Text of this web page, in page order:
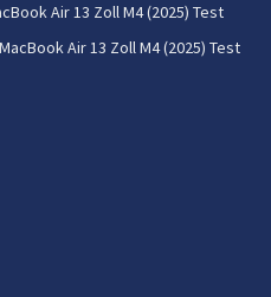
Air 13 Zoll M4 (2025) Test
Air 13 Zoll M4 (2025) Test